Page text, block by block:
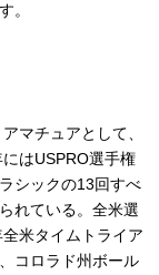
。
マチュアとして、
はUSPRO選手権
シックの13回すべ
れている。全米選
米タイムトライア
コロラド州ボール